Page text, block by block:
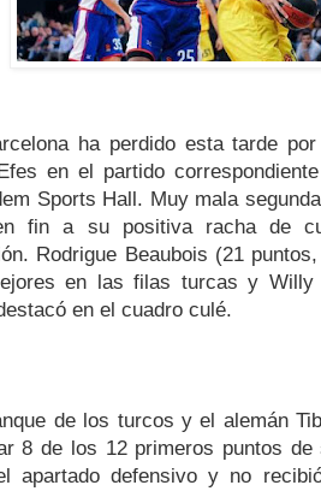
ha perdido esta tarde
en el partido
Sports Hall. Muy mala
fin a su positiva racha de
Rodrigue Beaubois (21
en las filas turcas y Willy
en el cuadro culé.
de los turcos y el alemán
8 de los 12 primeros puntos
apartado defensivo y no